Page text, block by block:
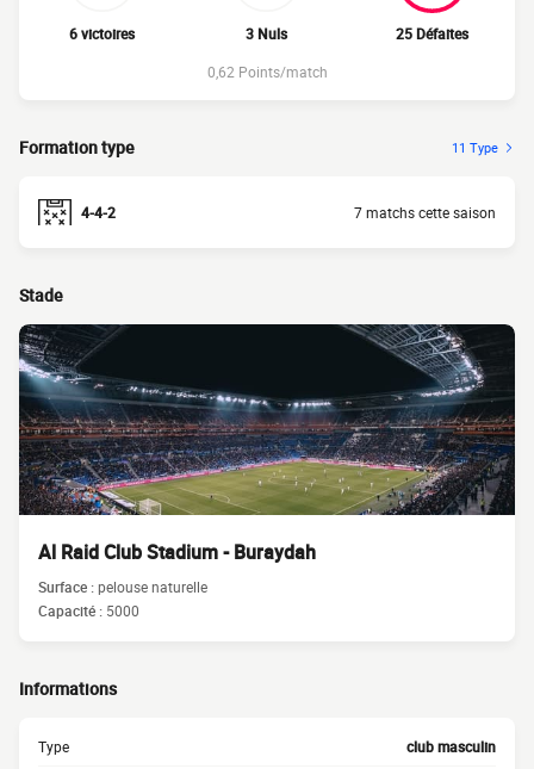
6 victoires 3 Nuls
25 Défaites
0,62 Points/match
Formation type 11 Type
4-4-2 7 matchs cette saison
Stade
Al Raid Club Stadium - Buraydah
Surface :pelouse naturelle
Capacité : 5000
Informations
Type club masculin